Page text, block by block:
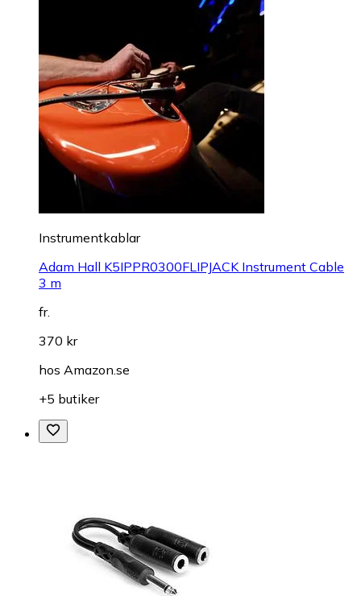
Instrumentkablar
Adam Hall K5IPPR0300FLIPJACK Instrument Cable
3 m
fr.
370 kr
hos Amazon.se
+5 butiker